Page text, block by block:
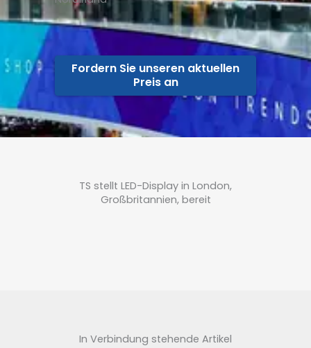
Fordern Sie unseren aktuellen
Preis an
TS stellt LED-Display in London,
Großbritannien, bereit
In Verbindung stehende Artikel